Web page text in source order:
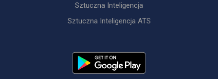
Sztuczna Inteligencja
Sztuczna Inteligencja ATS